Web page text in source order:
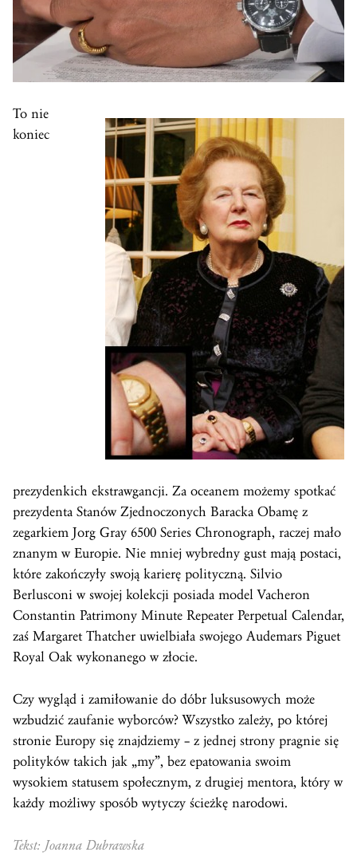
To nie
koniec
prezydenkich ekstrawgancji. Za oceanem możemy spotkać
prezydenta Stanów Zjednoczonych Baracka Obamę z
zegarkiem Jorg Gray 6500 Series Chronograph, raczej mało
znanym w Europie. Nie mniej wybredny gust mają postaci,
które zakończyły swoją karierę polityczną. Silvio
Berlusconi w swojej kolekcji posiada model Vacheron
Constantin Patrimony Minute Repeater Perpetual Calendar,
zaś Margaret Thatcher uwielbiała swojego Audemars Piguet
Royal Oak wykonanego w złocie.
Czy wygląd i zamiłowanie do dóbr luksusowych może
wzbudzić zaufanie wyborców? Wszystko zależy, po której
stronie Europy się znajdziemy – z jednej strony pragnie się
polityków takich jak „my”, bez epatowania swoim
wysokiem statusem społecznym, z drugiej mentora, który w
każdy możliwy sposób wytyczy ścieżkę narodowi.
Tekst: Joanna Dubrawska